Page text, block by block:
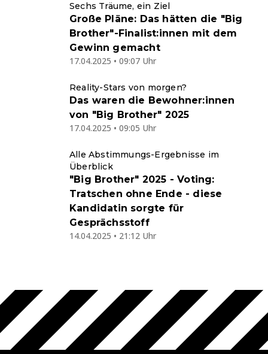
Sechs Träume, ein Ziel
Große Pläne: Das hätten die "Big
Brother"-Finalist:innen mit dem
Gewinn gemacht
17.04.2025 • 09:07 Uhr
Reality-Stars von morgen?
Das waren die Bewohner:innen
von "Big Brother" 2025
17.04.2025 • 09:05 Uhr
Alle Abstimmungs-Ergebnisse im
Überblick
"Big Brother" 2025 - Voting:
Tratschen ohne Ende - diese
Kandidatin sorgte für
Gesprächsstoff
14.04.2025 • 21:12 Uhr